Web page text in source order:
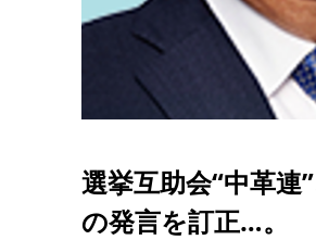
選挙互助会“中革
の発言を訂正…。